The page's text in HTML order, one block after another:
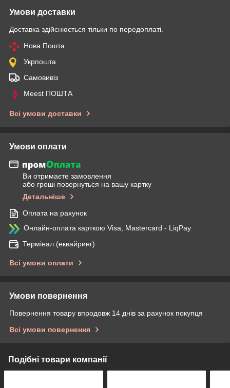
Умови доставки
Доставка здійснюється тільки по передоплаті.
Нова Пошта
Укрпошта
Самовивіз
Meest ПОШТА
Всі умови доставки
Умови оплати
Ви отримаєте замовлення
або гроші повернуться на вашу картку
Детальніше
Оплата на рахунок
Онлайн-оплата карткою Visa, Mastercard - LiqPay
Термінал (еквайринг)
Всі умови оплати
Умови повернення
Повернення товару впродовж 14 днів за рахунок покупця
Всі умови повернення
Подібні товари компанії